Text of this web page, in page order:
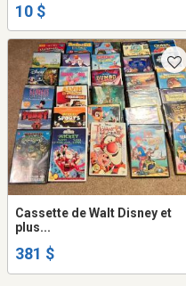
10 $
Cassette de Walt Disney et
plus...
381 $